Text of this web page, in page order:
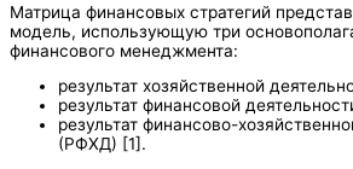
Матрица финансовых стратегий
модель, использующую три
финансового менеджмента:
результат хозяйственной
результат финансовой
результат финансово-
(РФХД) [1].